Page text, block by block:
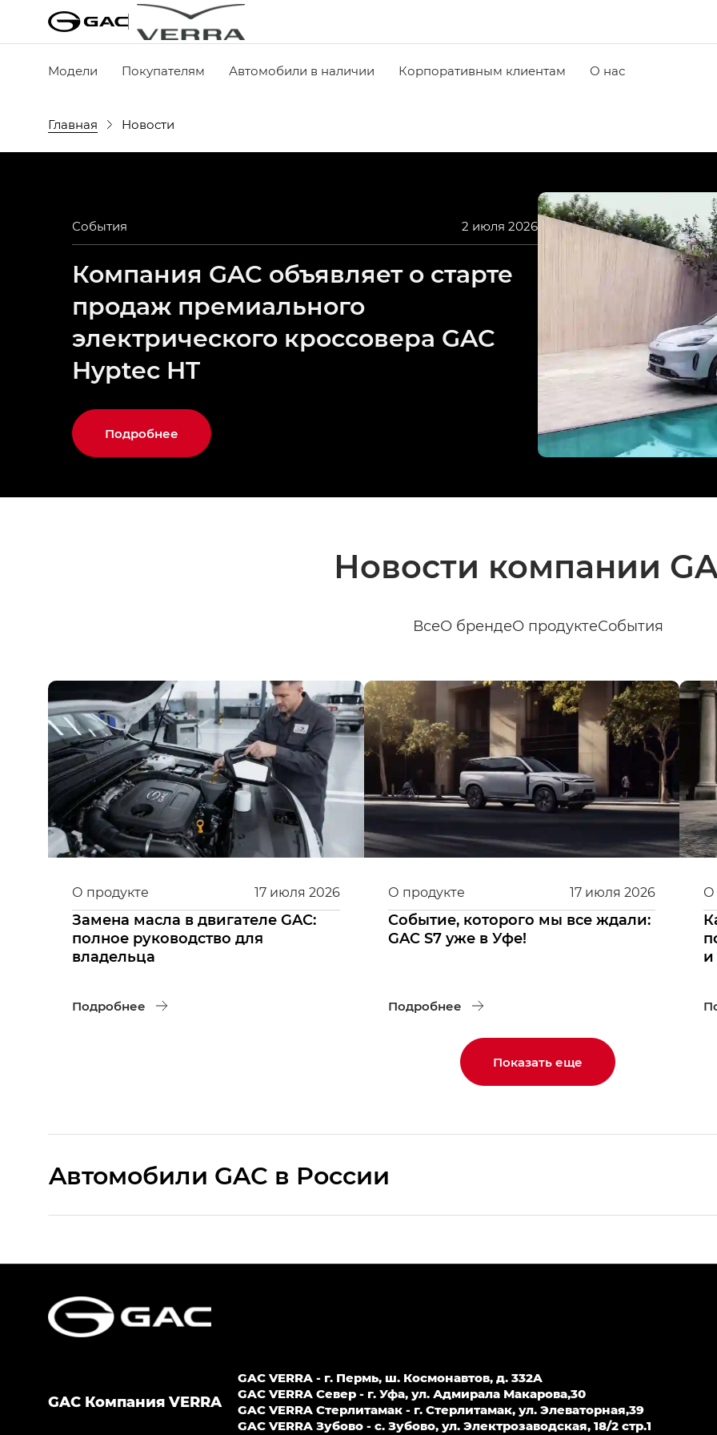
Модели Покупателям Автомобили в наличии Корпоративным клиентам О нас
Главная Новости
События 2 июля 2026
Компания GAC объявляет о старте
продаж премиального
электрического кроссовера GAC
Hyptec HT
Подробнее
Новости компании
ВсеО брендеО продуктеСобытия
17 июля 2026
О продукте
Замена масла в двигателе GAC:
полное руководство для
владельца
Подробнее
17 июля 2026
О продукте
Событие, которого мы все ждали:
GAC S7 уже в Уфе!
Подробнее
О
и
Показать еще
Aвтомобили GAC в России
HYPTEC HT — Хайптек Эйч Ти (HYPTEC HT) в комплектации Экс ПРЕМИУМ — EX PREMIUM
GS8 — Джи Эс 8 (GS8) в комплектациях Джи Эс 8 ТРЭВЕЛЛЕР — GS8 TRAVELLER, Джи Икс
GAC Компания VERRA
GAC VERRA - г. Пермь, ш. Космонавтов, д. 332A
GAC VERRA Север - г. Уфа, ул. Адмирала Макарова,30
GAС VERRA Стерлитамак - г. Стерлитамак, ул. Элеваторная,39
GAC VERRA Зубово - с. Зубово, ул. Электрозаводская, 18/2 стр.1